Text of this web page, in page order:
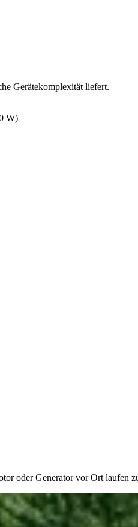
Gerätekomplexität liefert.
W)
oder Generator vor Ort laufen